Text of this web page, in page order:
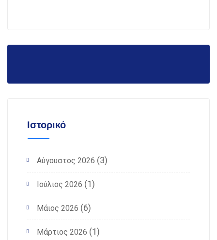
Ιστορικό
Αύγουστος 2026 (3)
Ιούλιος 2026 (1)
Μάιος 2026 (6)
Μάρτιος 2026 (1)